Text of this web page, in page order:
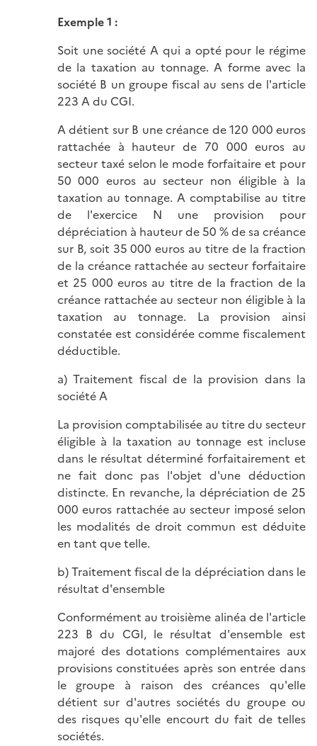
Exemple 1 :
Soit une société A qui a opté pour le régime
de la taxation au tonnage. A forme avec la
société B un groupe fiscal au sens de l'article
223 A du CGI.
A détient sur B une créance de 120 000 euros
rattachée à hauteur de 70 000 euros au
secteur taxé selon le mode forfaitaire et pour
50 000 euros au secteur non éligible à la
taxation au tonnage. A comptabilise au titre
de l'exercice N une provision pour
dépréciation à hauteur de 50 % de sa créance
sur B, soit 35 000 euros au titre de la fraction
de la créance rattachée au secteur forfaitaire
et 25 000 euros au titre de la fraction de la
créance rattachée au secteur non éligible à la
taxation au tonnage. La provision ainsi
constatée est considérée comme fiscalement
déductible.
a) Traitement fiscal de la provision dans la
société A
La provision comptabilisée au titre du secteur
éligible à la taxation au tonnage est incluse
dans le résultat déterminé forfaitairement et
ne fait donc pas l'objet d'une déduction
distincte. En revanche, la dépréciation de 25
000 euros rattachée au secteur imposé selon
les modalités de droit commun est déduite
en tant que telle.
b) Traitement fiscal de la dépréciation dans le
résultat d'ensemble
Conformément au troisième alinéa de l'article
223 B du CGI, le résultat d'ensemble est
majoré des dotations complémentaires aux
provisions constituées après son entrée dans
le groupe à raison des créances qu'elle
détient sur d'autres sociétés du groupe ou
des risques qu'elle encourt du fait de telles
sociétés.